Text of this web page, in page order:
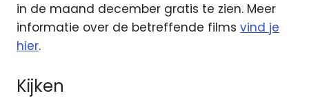
in de maand december gratis te zien. Meer
informatie over de betreffende films vind je
hier.
Kijken